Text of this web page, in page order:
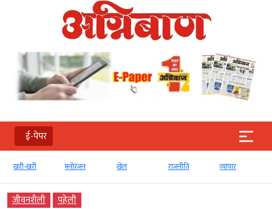
ई-पेपर
खरी-खरी मनोरंजन खेल राजनीति व्‍यापार
जीवनशैली पहेली